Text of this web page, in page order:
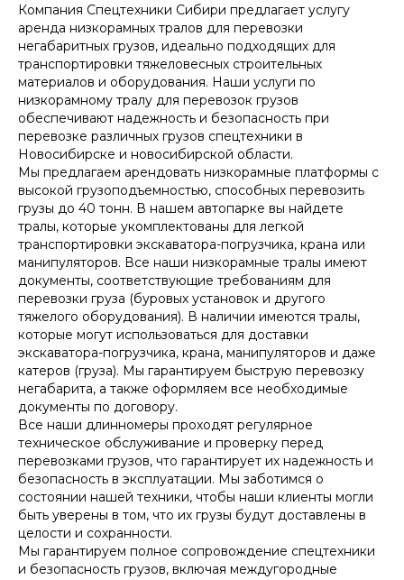
Компания Спецтехники Сибири предлагает услугу
аренда низкорамных тралов для перевозки
негабаритных грузов, идеально подходящих для
транспортировки тяжеловесных строительных
материалов и оборудования. Наши услуги по
низкорамному тралу для перевозок грузов
обеспечивают надежность и безопасность при
перевозке различных грузов спецтехники в
Новосибирске и новосибирской области.
Мы предлагаем арендовать низкорамные платформы с
высокой грузоподъемностью, способных перевозить
грузы до 40 тонн. В нашем автопарке вы найдете
тралы, которые укомплектованы для легкой
транспортировки экскаватора-погрузчика, крана или
манипуляторов. Все наши низкорамные тралы имеют
документы, соответствующие требованиям для
перевозки груза (буровых установок и другого
тяжелого оборудования). В наличии имеются тралы,
которые могут использоваться для доставки
экскаватора-погрузчика, крана, манипуляторов и даже
катеров (груза). Мы гарантируем быструю перевозку
негабарита, а также оформляем все необходимые
документы по договору.
Все наши длинномеры проходят регулярное
техническое обслуживание и проверку перед
перевозками грузов, что гарантирует их надежность и
безопасность в эксплуатации. Мы заботимся о
состоянии нашей техники, чтобы наши клиенты могли
быть уверены в том, что их грузы будут доставлены в
целости и сохранности.
Мы гарантируем полное сопровождение спецтехники
и безопасность грузов, включая междугородные